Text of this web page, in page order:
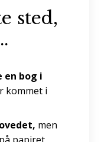
sted,
en bog i
kommet i
men